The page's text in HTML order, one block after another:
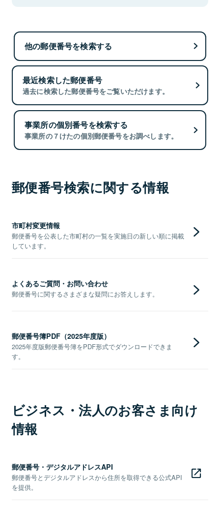
他の郵便番号を検索する
最近検索した郵便番号
過去に検索した郵便番号をご覧いただけます。
事業所の個別番号を検索する
事業所の７けたの個別郵便番号をお調べします。
郵便番号検索に関する情報
市町村変更情報
郵便番号を公表した市町村の一覧を実施日の新しい順に掲載
しています。
よくあるご質問・お問い合わせ
郵便番号に関するさまざまな疑問にお答えします。
郵便番号簿PDF（2025年度版）
2025年度版郵便番号簿をPDF形式でダウンロードできま
す。
ビジネス・法人のお客さま向け
情報
郵便番号・デジタルアドレスAPI
郵便番号とデジタルアドレスから住所を取得できる公式API
を提供。